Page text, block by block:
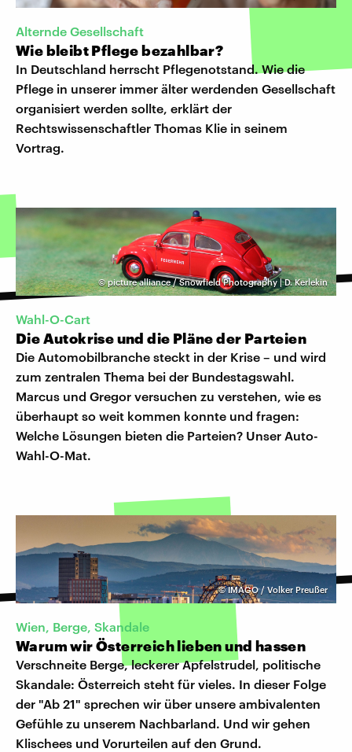
Alternde Gesellschaft
Wie bleibt Pflege bezahlbar?
In Deutschland herrscht Pflegenotstand. Wie die
Pflege in unserer immer älter werdenden Gesellschaft
organisiert werden sollte, erklärt der
Rechtswissenschaftler Thomas Klie in seinem
Vortrag.
©picture alliance / Snowfield Photography | D. Kerlekin
Wahl-O-Cart
Die Autokrise und die Pläne der Parteien
Die Automobilbranche steckt in der Krise – und wird
zum zentralen Thema bei der Bundestagswahl.
Marcus und Gregor versuchen zu verstehen, wie es
überhaupt so weit kommen konnte und fragen:
Welche Lösungen bieten die Parteien? Unser Auto-
Wahl-O-Mat.
©IMAGO / Volker Preußer
Wien, Berge, Skandale
Warum wir Österreich lieben und hassen
Verschneite Berge, leckerer Apfelstrudel, politische
Skandale: Österreich steht für vieles. In dieser Folge
der "Ab 21" sprechen wir über unsere ambivalenten
Gefühle zu unserem Nachbarland. Und wir gehen
Klischees und Vorurteilen auf den Grund.